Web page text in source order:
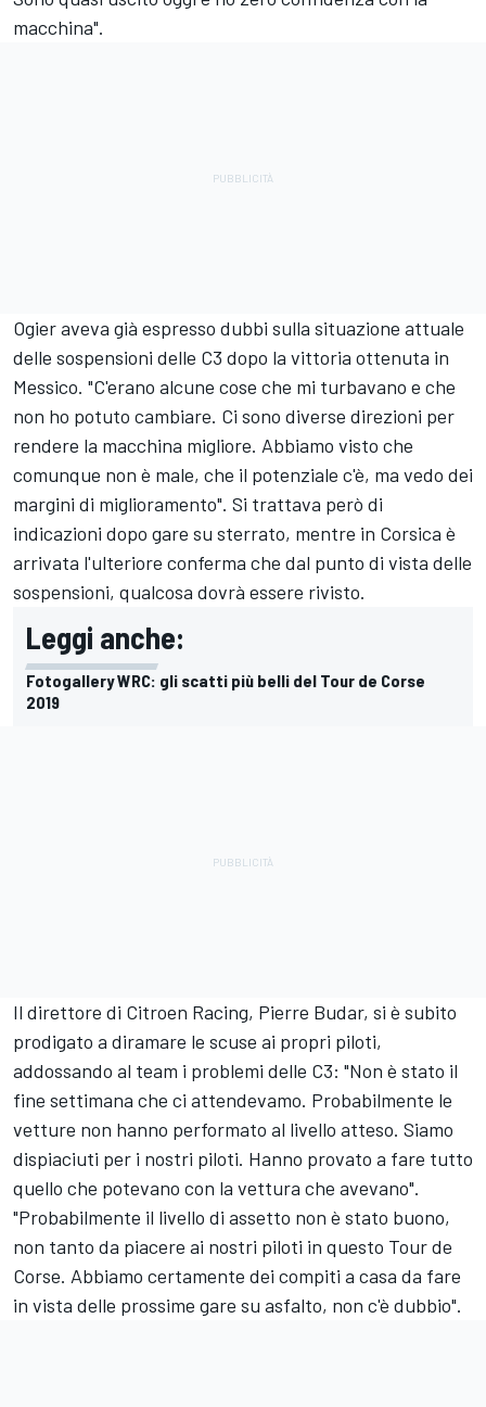
macchina".
Ogier aveva già espresso dubbi sulla situazione attuale
delle sospensioni delle C3 dopo la vittoria ottenuta in
Messico. "C'erano alcune cose che mi turbavano e che
non ho potuto cambiare. Ci sono diverse direzioni per
rendere la macchina migliore. Abbiamo visto che
comunque non è male, che il potenziale c'è, ma vedo dei
margini di miglioramento". Si trattava però di
indicazioni dopo gare su sterrato, mentre in Corsica è
arrivata l'ulteriore conferma che dal punto di vista delle
sospensioni, qualcosa dovrà essere rivisto.
Leggi anche:
Fotogallery WRC: gli scatti più belli del Tour de Corse
2019
Il direttore di Citroen Racing, Pierre Budar, si è subito
prodigato a diramare le scuse ai propri piloti,
addossando al team i problemi delle C3: "Non è stato il
fine settimana che ci attendevamo. Probabilmente le
vetture non hanno performato al livello atteso. Siamo
dispiaciuti per i nostri piloti. Hanno provato a fare tutto
quello che potevano con la vettura che avevano".
"Probabilmente il livello di assetto non è stato buono,
non tanto da piacere ai nostri piloti in questo Tour de
Corse. Abbiamo certamente dei compiti a casa da fare
in vista delle prossime gare su asfalto, non c'è dubbio".